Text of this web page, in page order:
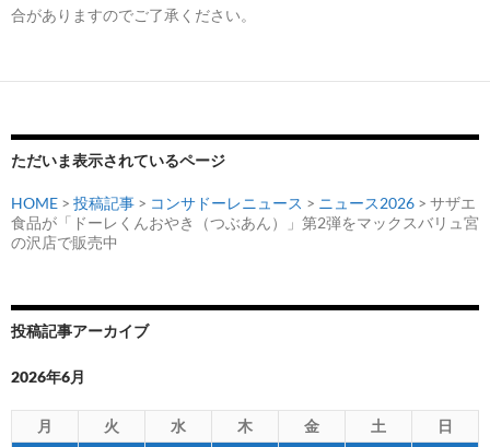
合がありますのでご了承ください。
ただいま表示されているページ
HOME > 投稿記事 > コンサドーレニュース > ニュース2026 > サザエ
食品が「ドーレくんおやき（つぶあん）」第2弾をマックスバリュ宮
の沢店で販売中
投稿記事アーカイブ
2026年6月
月 火 水 木 金 土
日